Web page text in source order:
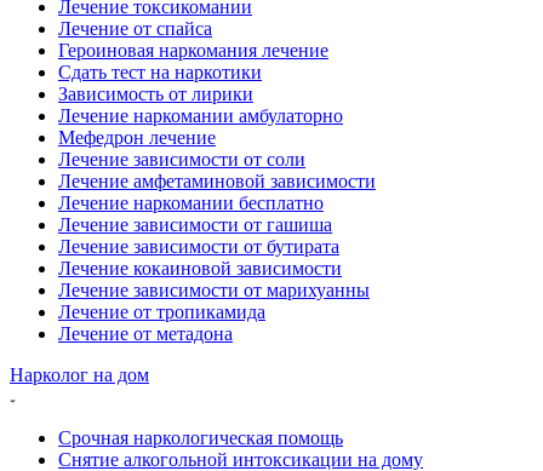
Лечение токсикомании
Лечение от спайса
Героиновая наркомания лечение
Сдать тест на наркотики
Зависимость от лирики
Лечение наркомании амбулаторно
Мефедрон лечение
Лечение зависимости от соли
Лечение амфетаминовой зависимости
Лечение наркомании бесплатно
Лечение зависимости от гашиша
Лечение зависимости от бутирата
Лечение кокаиновой зависимости
Лечение зависимости от марихуанны
Лечение от тропикамида
Лечение от метадона
Нарколог на дом
Срочная наркологическая помощь
Снятие алкогольной интоксикации на дому